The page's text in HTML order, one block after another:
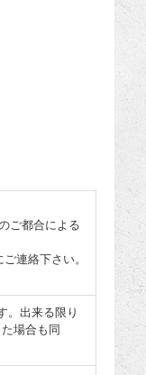
ご都合による
連絡下さい。
。出来る限り
場合も同